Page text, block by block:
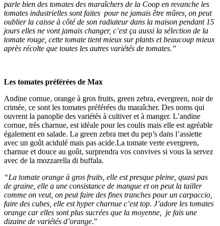
parle bien des tomates des maraîchers de la Coop en revanche les
tomates industrielles sont faites pour ne jamais être mûres, on peut
oublier la caisse à côté de son radiateur dans la maison pendant 15
jours elles ne vont jamais changer, c’est ça aussi la sélection de la
tomate rouge, cette tomate tient mieux sur plants et beaucoup mieux
après récolte que toutes les autres variétés de tomates.”
Les tomates préférées de Max
Andine cornue, orange à gros fruits, green zebra, evergreen, noir de
crimée, ce sont les tomates préférées du maraîcher. Des noms qui
ouvrent la panoplie des variétés à cultiver et à manger. L’andine
cornue, très charnue, est idéale pour les coulis mais elle est agréable
également en salade. La green zebra met du pep’s dans l’assiette
avec un goût acidulé mais pas acide.La tomate verte evergreen,
charnue et douce au goût, surprendra vos convives si vous la servez
avec de la mozzarella di buffala.
“La tomate orange à gros fruits, elle est presque pleine, quasi pas
de graine, elle a une consistance de mangue et on peut la tailler
comme on veut, on peut faire des fines tranches pour un carpaccio,
faire des cubes, elle est hyper charnue c’est top. J’adore les tomates
orange car elles sont plus sucrées que la moyenne, je fais une
dizaine de variétés d’orange.”